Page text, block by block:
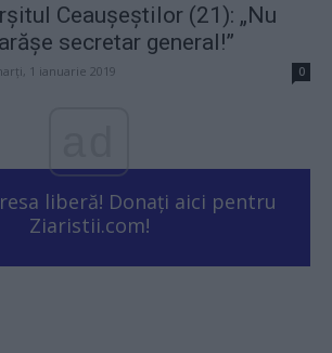
Ceauşeştilor (21): „Nu
secretar general!”
1 ianuarie 2019 0
liberă! Donați aici pentru
Ziaristii.com!